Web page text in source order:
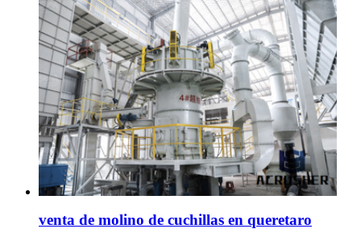
venta de molino de cuchillas en queretaro